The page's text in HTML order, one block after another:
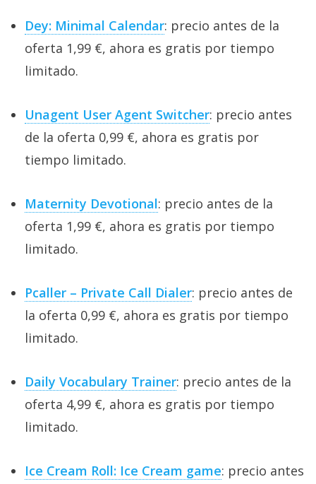
Dey: Minimal Calendar: precio antes de la
oferta 1,99 €, ahora es gratis por tiempo
limitado.
Unagent User Agent Switcher: precio antes
de la oferta 0,99 €, ahora es gratis por
tiempo limitado.
Maternity Devotional: precio antes de la
oferta 1,99 €, ahora es gratis por tiempo
limitado.
Pcaller – Private Call Dialer: precio antes de
la oferta 0,99 €, ahora es gratis por tiempo
limitado.
Daily Vocabulary Trainer: precio antes de la
oferta 4,99 €, ahora es gratis por tiempo
limitado.
Ice Cream Roll: Ice Cream game: precio antes